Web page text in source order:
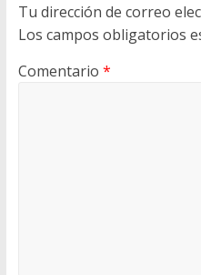
Tu dirección de correo
Los campos obligatorios
Comentario *